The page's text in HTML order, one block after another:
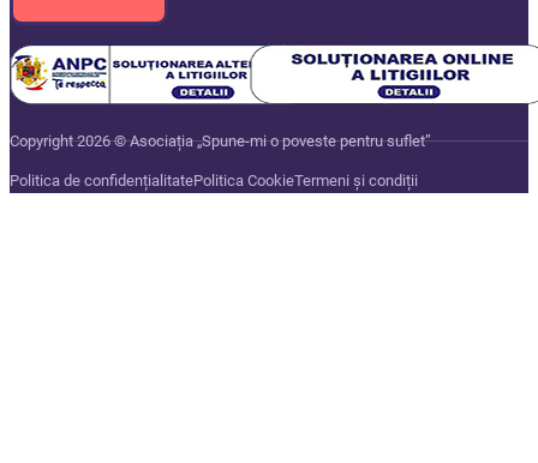
Copyright 2026 © Asociația „Spune-mi o poveste pentru suflet”
Politica de confidențialitatePolitica CookieTermeni și condiții